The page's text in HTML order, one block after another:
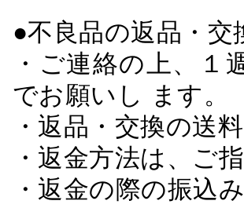
●不良品の返品・交
・ご連絡の上、
でお願いし ます。
・返品・交換の送
・返金方法は、ご
・返金の際の振込